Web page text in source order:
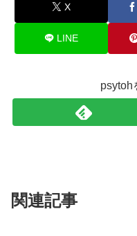
X
LINE
psytoh
関連記事